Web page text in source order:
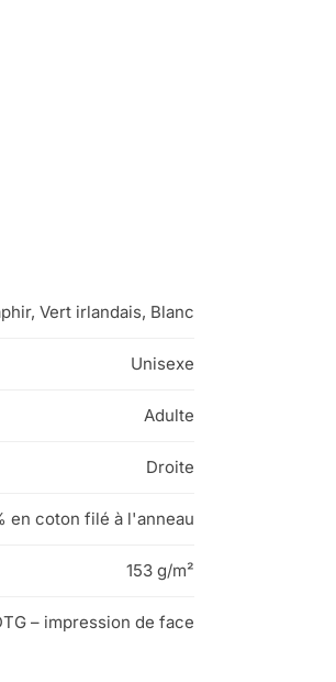
Vert irlandais, Blanc
Unisexe
Adulte
Droite
en coton filé à l'anneau
153 g/m²
– impression de face